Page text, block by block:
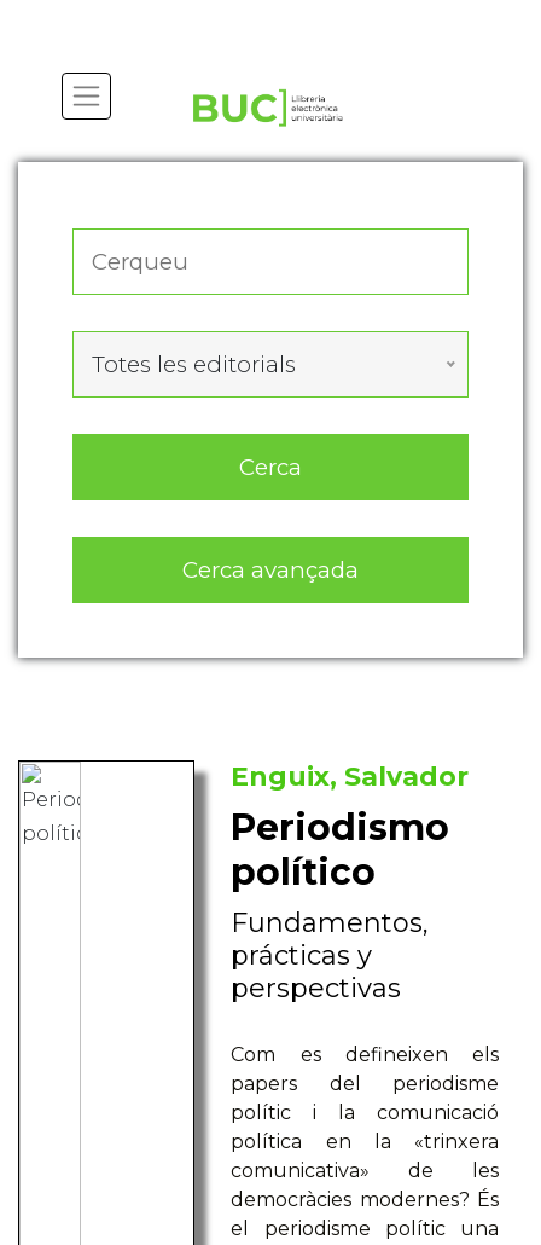
Totes les editorials
Cerca
Cerca avançada
Enguix, Salvador
Periodismo
político
Fundamentos,
prácticas y
perspectivas
Com es defineixen els
papers del periodisme
polític i la comunicació
política en la «trinxera
comunicativa» de les
democràcies modernes? És
el periodisme polític una